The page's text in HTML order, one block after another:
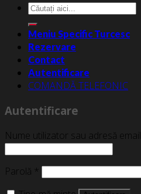
Caută
după:
Meniu Specific Turcesc
Rezervare
Contact
Autentificare
COMANDĂ TELEFONIC
Autentificare
Nume utilizator sau adresă email
Parolă *